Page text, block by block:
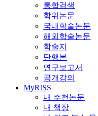
통합검색
학위논문
국내학술논문
해외학술논문
학술지
단행본
연구보고서
공개강의
MyRISS
내 추천논문
내 책장